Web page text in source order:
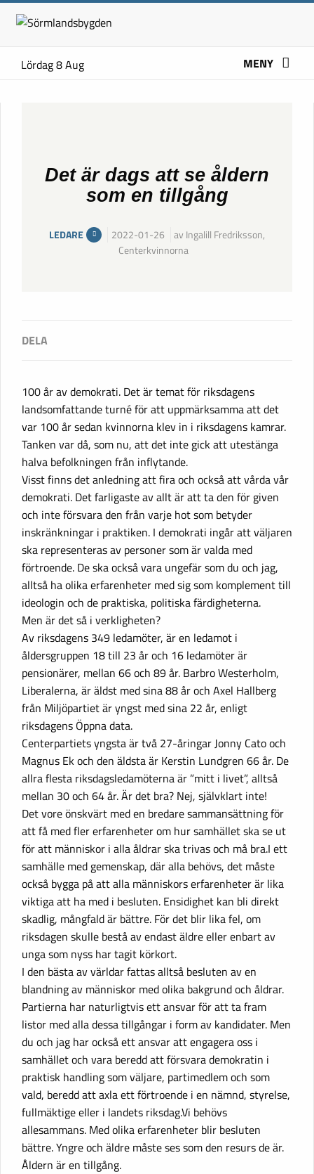
Lördag 8 Aug MENY
Det är dags att se åldern
som en tillgång
LEDARE 2022-01-26
av Ingalill Fredriksson,
Centerkvinnorna
100 år av demokrati. Det är temat för riksdagens
landsomfattande turné för att uppmärksamma att det
var 100 år sedan kvinnorna klev in i riksdagens kamrar.
Tanken var då, som nu, att det inte gick att utestänga
halva befolkningen från inflytande.
Visst finns det anledning att fira och också att vårda vår
demokrati. Det farligaste av allt är att ta den för given
och inte försvara den från varje hot som betyder
inskränkningar i praktiken. I demokrati ingår att väljaren
ska representeras av personer som är valda med
förtroende. De ska också vara ungefär som du och jag,
alltså ha olika erfarenheter med sig som komplement till
ideologin och de praktiska, politiska färdigheterna.
Men är det så i verkligheten?
Av riksdagens 349 ledamöter, är en ledamot i
åldersgruppen 18 till 23 år och 16 ledamöter är
pensionärer, mellan 66 och 89 år. Barbro Westerholm,
Liberalerna, är äldst med sina 88 år och Axel Hallberg
från Miljöpartiet är yngst med sina 22 år, enligt
riksdagens Öppna data.
Centerpartiets yngsta är två 27-åringar Jonny Cato och
Magnus Ek och den äldsta är Kerstin Lundgren 66 år. De
allra flesta riksdagsledamöterna är ”mitt i livet”, alltså
mellan 30 och 64 år. Är det bra? Nej, självklart inte!
Det vore önskvärt med en bredare sammansättning för
att få med fler erfarenheter om hur samhället ska se ut
för att människor i alla åldrar ska trivas och må bra.I ett
samhälle med gemenskap, där alla behövs, det måste
också bygga på att alla människors erfarenheter är lika
viktiga att ha med i besluten. Ensidighet kan bli direkt
skadlig, mångfald är bättre. För det blir lika fel, om
riksdagen skulle bestå av endast äldre eller enbart av
unga som nyss har tagit körkort.
I den bästa av världar fattas alltså besluten av en
blandning av människor med olika bakgrund och åldrar.
Partierna har naturligtvis ett ansvar för att ta fram
listor med alla dessa tillgångar i form av kandidater. Men
du och jag har också ett ansvar att engagera oss i
samhället och vara beredd att försvara demokratin i
praktisk handling som väljare, partimedlem och som
vald, beredd att axla ett förtroende i en nämnd, styrelse,
fullmäktige eller i landets riksdag.Vi behövs
allesammans. Med olika erfarenheter blir besluten
bättre. Yngre och äldre måste ses som den resurs de är.
Åldern är en tillgång.